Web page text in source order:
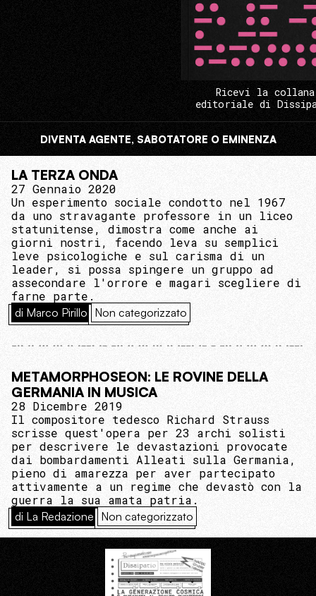
Ricevi la collana
editoriale di
DIVENTA AGENTE, SABOTATORE O EMINENZA
LA TERZA ONDA
27 Gennaio 2020
Un esperimento sociale condotto nel 1967
da uno stravagante professore in un liceo
statunitense, dimostra come anche ai
giorni nostri, facendo leva su semplici
leve psicologiche e sul carisma di un
leader, si possa spingere un gruppo ad
assecondare l'orrore e magari scegliere di
farne parte.
di Marco Pirillo Non categorizzato
METAMORPHOSEON: LE ROVINE DELLA
GERMANIA IN MUSICA
28 Dicembre 2019
Il compositore tedesco Richard Strauss
scrisse quest'opera per 23 archi solisti
per descrivere le devastazioni provocate
dai bombardamenti Alleati sulla Germania,
pieno di amarezza per aver partecipato
attivamente a un regime che devastò con la
guerra la sua amata patria.
di La Redazione Non categorizzato